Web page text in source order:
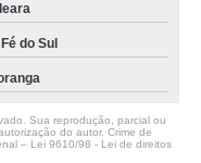
do Sul
Sua reprodução, parcial ou
do autor. Crime de
– Lei 9610/98 - Lei de direitos